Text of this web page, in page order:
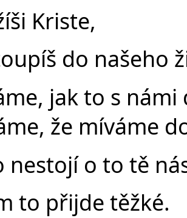
Kriste,
do našeho
jak to s
že míváme
nestojí o to tě
to přijde těžké.